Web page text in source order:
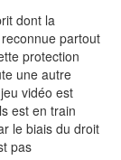
dont la
partout
protection
une autre
vidéo est
est en train
le biais du droit
pas